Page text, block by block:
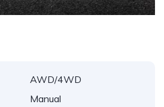
AWD/4WD
Manual